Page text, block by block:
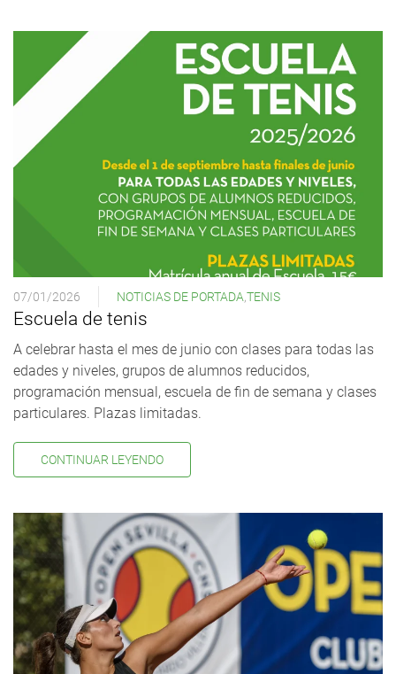
07/01/2026 NOTICIAS DE PORTADA TENIS
Escuela de tenis
A celebrar hasta el mes de junio con clases para todas las
edades y niveles, grupos de alumnos reducidos,
programación mensual, escuela de fin de semana y clases
particulares. Plazas limitadas.
CONTINUAR LEYENDO